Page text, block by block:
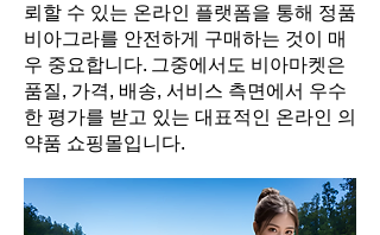
뢰할 수 있는 온라인 플랫폼을 통해 정품
비아그라를 안전하게 구매하는 것이 매
우 중요합니다. 그중에서도 비아마켓은
품질, 가격, 배송, 서비스 측면에서 우수
한 평가를 받고 있는 대표적인 온라인 의
약품 쇼핑몰입니다.